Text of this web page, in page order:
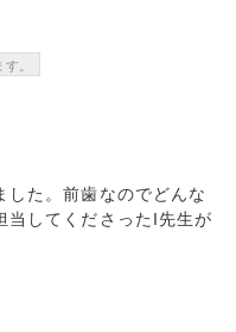
。
した。前歯なのでどんな
当してくださったI先生が